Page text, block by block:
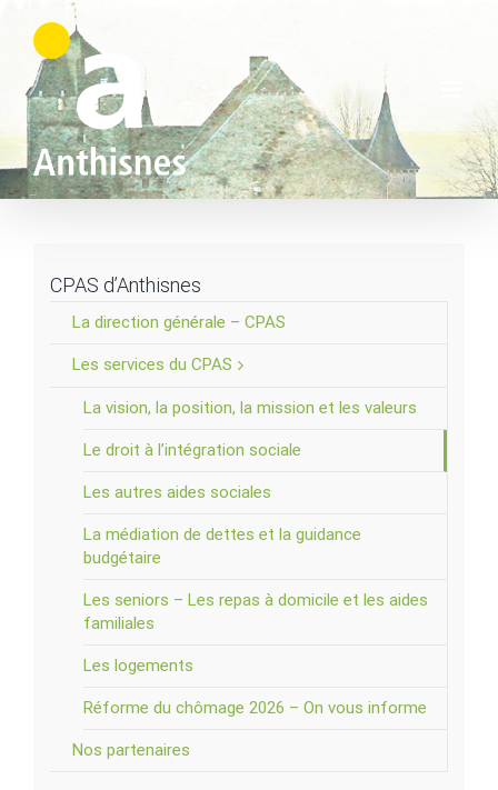
content
CPAS d’Anthisnes
La direction générale – CPAS
Les services du CPAS
La vision, la position, la mission et les valeurs
Le droit à l’intégration sociale
Les autres aides sociales
La médiation de dettes et la guidance
budgétaire
Les seniors – Les repas à domicile et les aides
familiales
Les logements
Réforme du chômage 2026 – On vous informe
Nos partenaires